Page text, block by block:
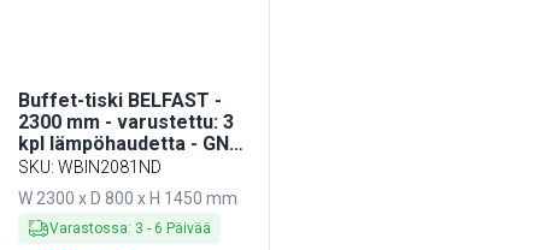
Buffet-tiski BELFAST -
2300 mm - varustettu: 3
kpl lämpöhaudetta - GN
1/1 - pyörillä - musta
SKU: WBIN2081ND
W 2300 x D 800 x H 1450 mm
Varastossa: 3 - 6 Päivää